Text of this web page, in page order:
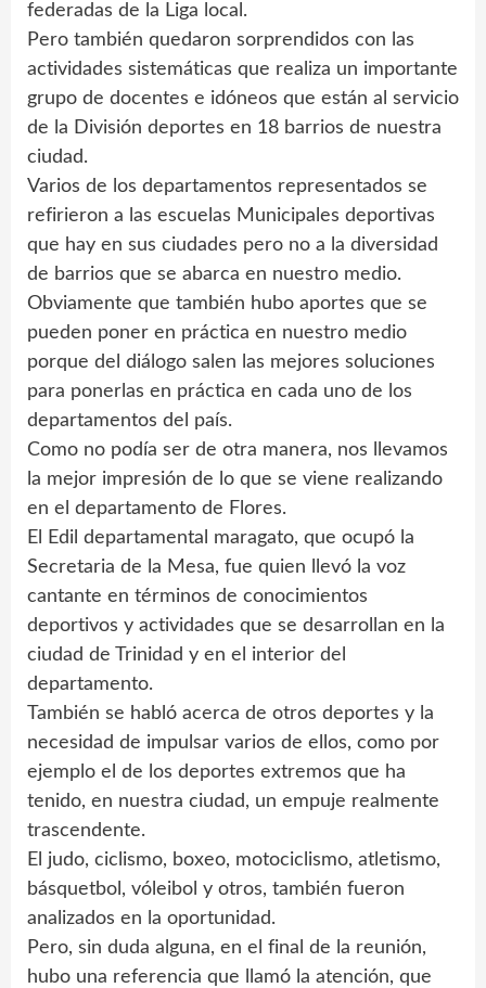
federadas de la Liga local.
Pero también quedaron sorprendidos con las
actividades sistemáticas que realiza un importante
grupo de docentes e idóneos que están al servicio
de la División deportes en 18 barrios de nuestra
ciudad.
Varios de los departamentos representados se
refirieron a las escuelas Municipales deportivas
que hay en sus ciudades pero no a la diversidad
de barrios que se abarca en nuestro medio.
Obviamente que también hubo aportes que se
pueden poner en práctica en nuestro medio
porque del diálogo salen las mejores soluciones
para ponerlas en práctica en cada uno de los
departamentos del país.
Como no podía ser de otra manera, nos llevamos
la mejor impresión de lo que se viene realizando
en el departamento de Flores.
El Edil departamental maragato, que ocupó la
Secretaria de la Mesa, fue quien llevó la voz
cantante en términos de conocimientos
deportivos y actividades que se desarrollan en la
ciudad de Trinidad y en el interior del
departamento.
También se habló acerca de otros deportes y la
necesidad de impulsar varios de ellos, como por
ejemplo el de los deportes extremos que ha
tenido, en nuestra ciudad, un empuje realmente
trascendente.
El judo, ciclismo, boxeo, motociclismo, atletismo,
básquetbol, vóleibol y otros, también fueron
analizados en la oportunidad.
Pero, sin duda alguna, en el final de la reunión,
hubo una referencia que llamó la atención, que